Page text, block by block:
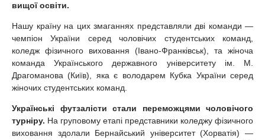
вищої освіти.
Нашу країну на цих змаганнях представляли дві команди —
чемпіон України серед чоловічих студентських команд,
коледж фізичного виховання (Івано-Франківськ), та жіноча
команда Українського державного університету ім. М.
Драгоманова (Київ), яка є володарем Кубка України серед
жіночих студентських команд.
Українські футзалісти стали переможцями чоловічого
турніру. На груповому етапі представники коледжу фізичного
виховання здолали Бернайський університет (Хорватія) —